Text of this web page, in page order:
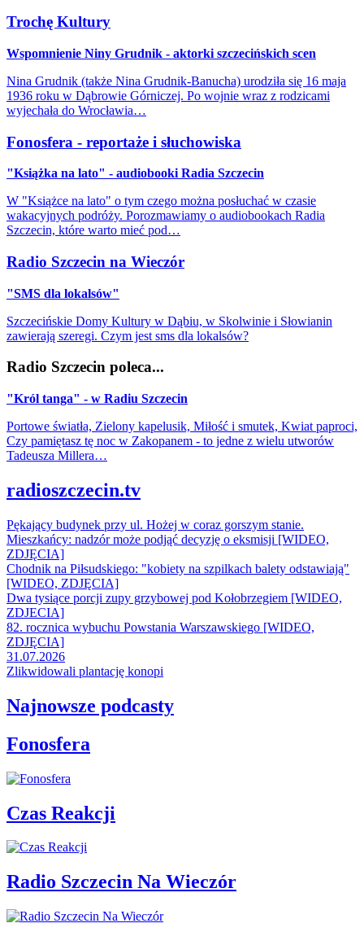
Trochę Kultury
Wspomnienie Niny Grudnik - aktorki szczecińskich scen
Nina Grudnik (także Nina Grudnik-Banucha) urodziła się 16 maja
1936 roku w Dąbrowie Górniczej. Po wojnie wraz z rodzicami
wyjechała do Wrocławia…
Fonosfera - reportaże i słuchowiska
"Książka na lato" - audiobooki Radia Szczecin
W "Książce na lato" o tym czego można posłuchać w czasie
wakacyjnych podróży. Porozmawiamy o audiobookach Radia
Szczecin, które warto mieć pod…
Radio Szczecin na Wieczór
"SMS dla lokalsów"
Szczecińskie Domy Kultury w Dąbiu, w Skolwinie i Słowianin
zawierają szeregi. Czym jest sms dla lokalsów?
Radio Szczecin poleca...
"Król tanga" - w Radiu Szczecin
Portowe światła, Zielony kapelusik, Miłość i smutek, Kwiat paproci,
Czy pamiętasz tę noc w Zakopanem - to jedne z wielu utworów
Tadeusza Millera…
radioszczecin.tv
Pękający budynek przy ul. Hożej w coraz gorszym stanie.
Mieszkańcy: nadzór może podjąć decyzję o eksmisji [WIDEO,
ZDJĘCIA]
Chodnik na Piłsudskiego: "kobiety na szpilkach balety odstawiają"
[WIDEO, ZDJĘCIA]
Dwa tysiące porcji zupy grzybowej pod Kołobrzegiem [WIDEO,
ZDJECIA]
82. rocznica wybuchu Powstania Warszawskiego [WIDEO,
ZDJĘCIA]
31.07.2026
Zlikwidowali plantację konopi
Najnowsze podcasty
Fonosfera
Czas Reakcji
Radio Szczecin Na Wieczór